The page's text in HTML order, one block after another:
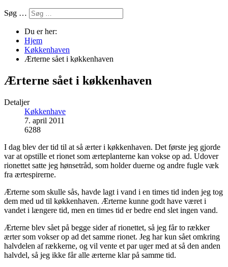
Søg …
Du er her:
Hjem
Køkkenhaven
Ærterne sået i køkkenhaven
Ærterne sået i køkkenhaven
Detaljer
Køkkenhave
7. april 2011
6288
I dag blev der tid til at så ærter i køkkenhaven. Det første jeg gjorde
var at opstille et rionet som ærteplanterne kan vokse op ad. Udover
rionettet satte jeg hønsetråd, som holder duerne og andre fugle væk
fra ærtespirerne.
Ærterne som skulle sås, havde lagt i vand i en times tid inden jeg tog
dem med ud til køkkenhaven. Ærterne kunne godt have været i
vandet i længere tid, men en times tid er bedre end slet ingen vand.
Ærterne blev sået på begge sider af rionettet, så jeg får to rækker
ærter som vokser op ad det samme rionet. Jeg har kun sået omkring
halvdelen af rækkerne, og vil vente et par uger med at så den anden
halvdel, så jeg ikke får alle ærterne klar på samme tid.